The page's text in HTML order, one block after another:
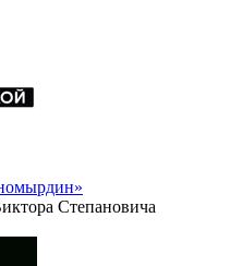
Степановича